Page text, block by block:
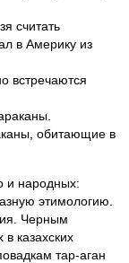
считать
в Америку из
встречаются
обитающие в
и народных:
этимологию.
Черным
казахских
тар-аган